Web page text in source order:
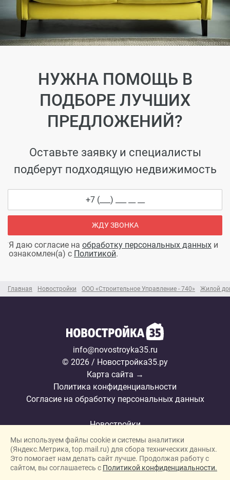
Главная Новостройки ООО «Строительное Управление - 740» Жилой
НУЖНА ПОМОЩЬ В
ПОДБОРЕ ЛУЧШИХ
ПРЕДЛОЖЕНИЙ?
Оставьте заявку и специалисты
подберут подходящую недвижимость
ЖДУ ЗВОНКА
Я даю согласие на обработку персональных данных и
ознакомлен(а) с Политикой.
info@novostroyka35.ru
© 2026 / Новостройка35.ру
Карта сайта →
Политика конфиденциальности
Согласие на обработку персональных данных
Новостройки
Застройщики
Ипотека
Мы используем файлы cookie и системы аналитики
(Яндекс.Метрика, top.mail.ru) для сбора технических данных.
Это помогает нам делать сайт лучше. Продолжая работу с
сайтом, вы соглашаетесь с Политикой конфиденциальности.